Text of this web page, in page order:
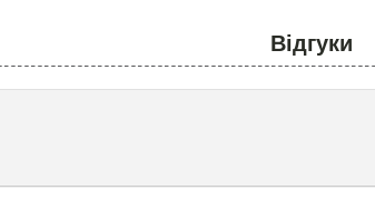
Відгуки